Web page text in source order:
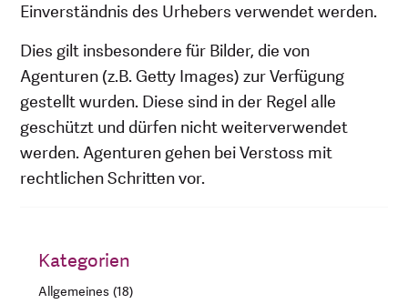
Einverständnis des Urhebers verwendet werden.
Dies gilt insbesondere für Bilder, die von
Agenturen (z.B. Getty Images) zur Verfügung
gestellt wurden. Diese sind in der Regel alle
geschützt und dürfen nicht weiterverwendet
werden. Agenturen gehen bei Verstoss mit
rechtlichen Schritten vor.
Kategorien
Allgemeines 18